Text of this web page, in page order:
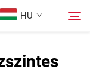
HU